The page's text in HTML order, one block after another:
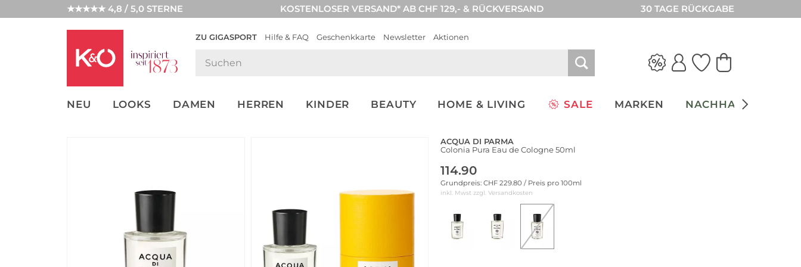
★★★★★ 4,8 / 5,0 STERNE KOSTENLOSER VERSAND* AB CHF 129,- & RÜCKVERSAND 30 TAGE RÜCKGABE
ZU GIGASPORT Hilfe & FAQ Geschenkkarte Newsletter Aktionen
NEU LOOKS DAMEN HERREN KINDER BEAUTY HOME & LIVING SALE MARKEN NACHHALTIGKEIT
NEW IN
WEDDING
ACQUA DI PARMA
Colonia Pura Eau de Cologne 50ml
114.90
Grundpreis: CHF 229.80 / Preis pro 100ml
inkl. Mwst zzgl. Versandkosten